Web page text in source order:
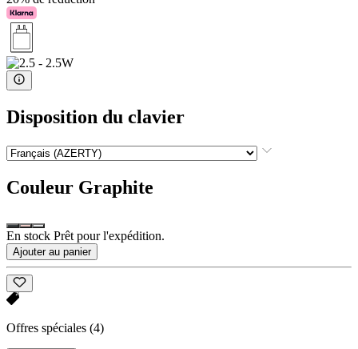
Disposition du clavier
Couleur Graphite
En stock Prêt pour l'expédition.
Ajouter au panier
Offres spéciales (4)